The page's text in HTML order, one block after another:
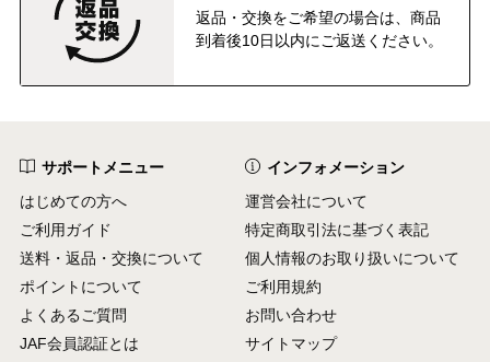
返品・交換をご希望の場合は、商品
到着後10日以内にご返送ください。
サポートメニュー
はじめての方へ
ご利用ガイド
送料・返品・交換について
ポイントについて
よくあるご質問
JAF会員認証とは
インフォメーション
運営会社について
特定商取引法に基づく表記
個人情報のお取り扱いについて
ご利用規約
お問い合わせ
サイトマップ